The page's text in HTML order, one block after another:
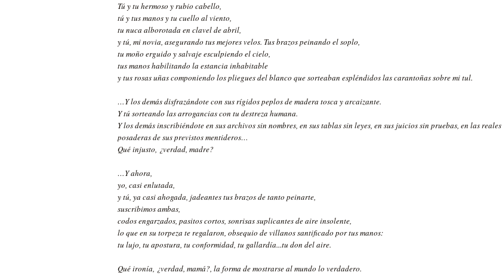
Tú y tu hermoso y rubio cabello,
tú y tus manos y tu cuello al viento,
tu nuca alborotada en clavel de abril,
y tú, mi novia, asegurando tus mejores velos. Tus brazos peinando el soplo,
tu moño erguido y salvaje esculpiendo el cielo,
tus manos habilitando la estancia inhabitable
y tus rosas uñas componiendo los pliegues del blanco que sorteaban espléndidos las carantoñas sobre mi tul.
…Y los demás disfrazándote con sus rígidos peplos de madera tosca y arcaizante.
Y tú sorteando las arrogancias con tu destreza humana.
Y los demás inscribiéndote en sus archivos sin nombres, en sus tablas sin leyes, en sus juicios sin pruebas, en las reales
posaderas de sus previstos mentideros…
Qué injusto, ¿verdad, madre?
…Y ahora,
yo, casi enlutada,
y tú, ya casi ahogada, jadeantes tus brazos de tanto peinarte,
suscribimos ambas,
codos engarzados, pasitos cortos, sonrisas suplicantes de aire insolente,
lo que en su torpeza te regalaron, obsequio de villanos santificado por tus manos:
tu lujo, tu apostura, tu conformidad, tu gallardía...tu don del aire.
Qué ironía, ¿verdad, mamá?, la forma de mostrarse al mundo lo verdadero.